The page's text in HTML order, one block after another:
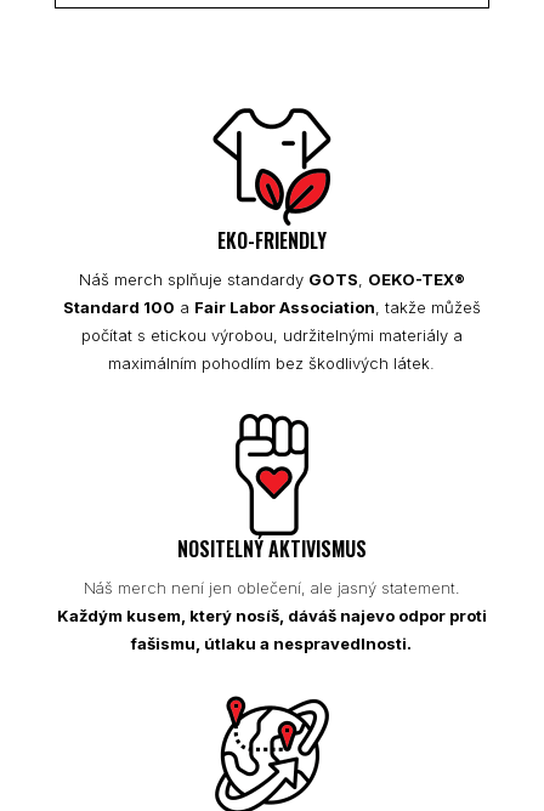
EKO-FRIENDLY
Náš merch splňuje standardy GOTS
OEKO-TEX®
Standard 100 a Fair Labor Association , takže můžeš
počítat s etickou výrobou, udržitelnými materiály a
maximálním pohodlím bez škodlivých látek.
NOSITELNÝ AKTIVISMUS
Náš merch není jen oblečení, ale jasný statement.
Každým kusem, který nosíš, dáváš najevo odpor proti
fašismu, útlaku a nespravedlnosti.